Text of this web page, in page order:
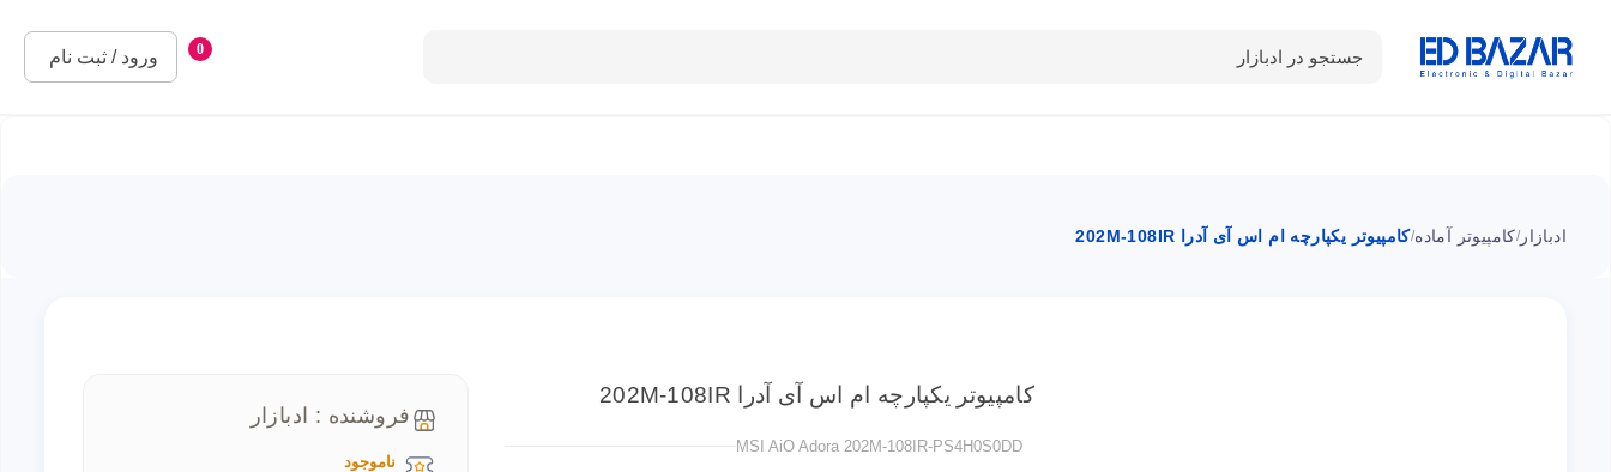
جستجو در ادبازار 0
ورود / ثبت نام
دسته بندی محصولات
ادبازار /کامپیوتر آماده/کامپیوتر یکپارچه ام اس آی آدرا 202M-108IR
کامپیوتر یکپارچه ام اس آی آدرا 202M-108IR
MSI AiO Adora 202M-108IR-PS4H0S0DD
فروشنده : ادبازار
ناموجود